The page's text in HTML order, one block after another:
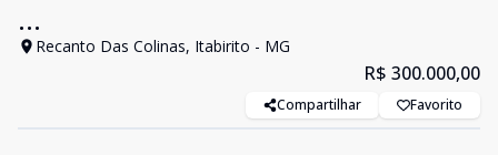
...
Recanto Das Colinas, Itabirito - MG
R$ 300.000,00
Compartilhar Favorito